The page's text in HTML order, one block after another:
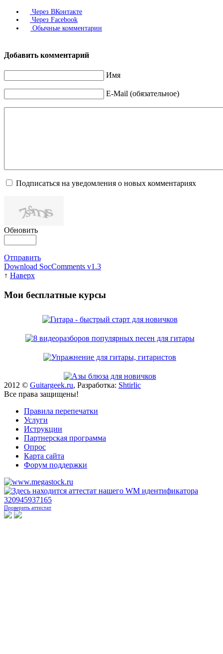
Через ВКонтакте
Через Facebook
Обычные комментарии
Добавить комментарий
Имя
E-Mail (обязательное)
Подписаться на уведомления о новых комментариях
Обновить
Отправить
Download SocComments v1.3
↑ Наверх
Мои бесплатные курсы
2012 © Guitargeek.ru, Разработка: Shtirlic
Все права защищены!
Правила перепечатки
Услуги
Иструкции
Партнерская программа
Опрос
Карта сайта
Форум поддержки
Проверить аттестат